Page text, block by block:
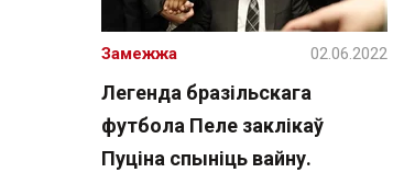
Легенда бразільскага
футбола Пеле заклікаў
Пуціна спыніць вайну.
Замежжа 02.06.2022